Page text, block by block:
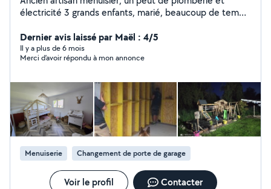
électricité 3 grands enfants, marié, beaucoup de temps
conseils gratuits
Dernier avis laissé par Maël : 4/5
Il y a plus de 6 mois
Merci d’avoir répondu à mon annonce
Menuiserie Changement de porte de garage
Voir le profil Contacter